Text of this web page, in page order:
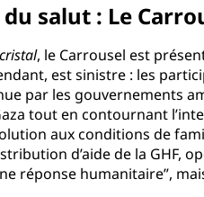
du salut : Le
, le Carrousel est
est sinistre : les
par les gouvernements
tout en contournant
aux conditions de
d’aide de la GHF,
réponse humanitaire”,